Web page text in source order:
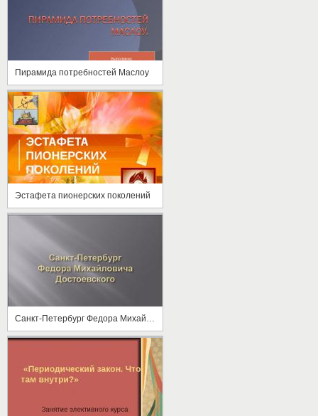
Пирамида потребностей Маслоу
Эстафета пионерских поколений